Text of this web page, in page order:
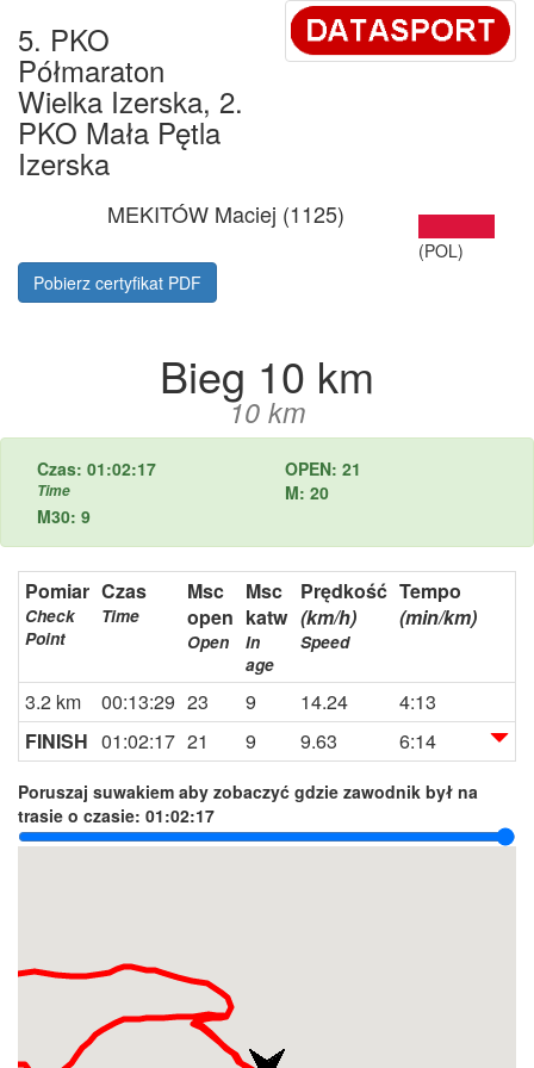
5. PKO
Półmaraton
Wielka Izerska, 2.
PKO Mała Pętla
Izerska
MEKITÓW Maciej (1125)
(POL)
Pobierz certyfikat PDF
Bieg 10 km
10 km
Czas: 01:02:17
Time
OPEN: 21
M: 20
M30: 9
Pomiar
Check
Point
Czas
Time
Msc
open
Open
Msc
katw
In
age
Prędkość
(km/h)
Speed
Tempo
(min/km)
3.2 km 00:13:29 23 9 14.24
4:13
FINISH 01:02:17 21 9 9.63 6:14
Poruszaj suwakiem aby zobaczyć gdzie zawodnik był na
trasie o czasie: 01:02:17